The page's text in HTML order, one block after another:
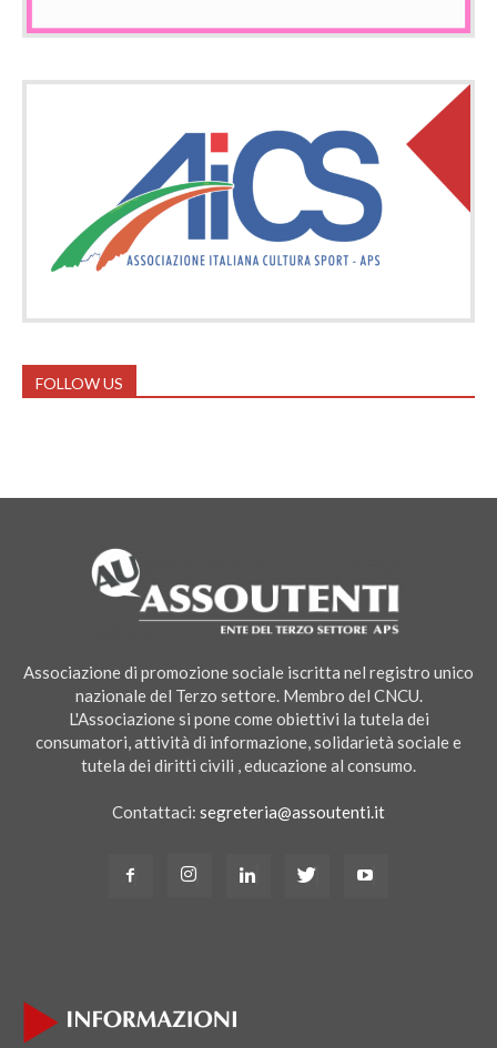
FOLLOW US
Associazione di promozione sociale iscritta nel registro unico
nazionale del Terzo settore. Membro del CNCU.
L'Associazione si pone come obiettivi la tutela dei
consumatori, attività di informazione, solidarietà sociale e
tutela dei diritti civili , educazione al consumo.
Contattaci: segreteria@assoutenti.it